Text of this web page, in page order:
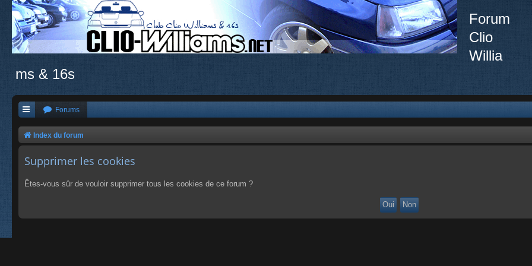
Forum
Clio
Willia
ms & 16s
Forums
Index du forum
Supprimer les cookies
Êtes-vous sûr de vouloir supprimer tous les cookies de ce forum ?